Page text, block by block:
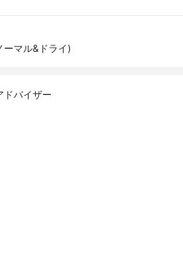
ーマル&ドライ)
ドバイザー